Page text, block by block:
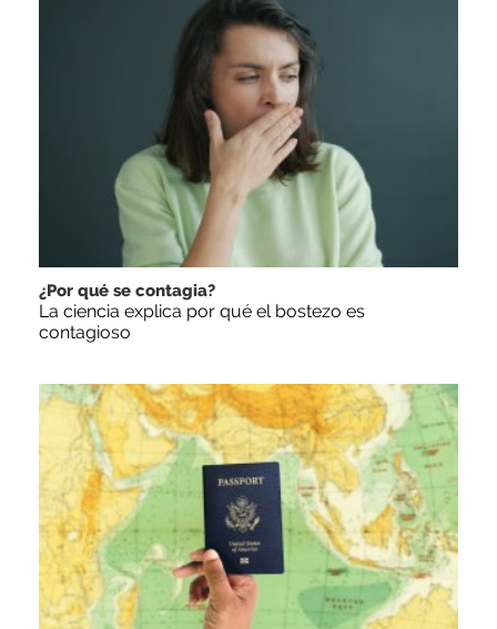
¿Por qué se contagia?
La ciencia explica por qué el bostezo es
contagioso